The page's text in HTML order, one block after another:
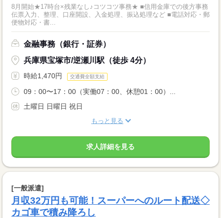
8月開始★17時台×残業なし♪コツコツ事務★ ■信用金庫での後方事務
伝票入力、整理、口座開設、入金処理、振込処理など ■電話対応・郵
便物対応・書...
金融事務（銀行・証券）
兵庫県宝塚市/逆瀬川駅（徒歩 4分）
時給1,470円 交通費全額支給
09：00〜17：00（実働07：00、休憩01：00）...
土曜日 日曜日 祝日
もっと見る
求人詳細を見る
[一般派遣]
月収32万円も可能！スーパーへのルート配送◇
カゴ車で積み降ろし